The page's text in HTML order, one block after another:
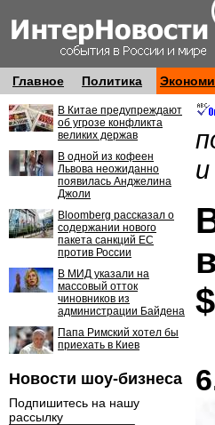
Главное Политика
В Китае предупреждают
об угрозе конфликта
великих держав
В одной из кофеен
Львова неожиданно
появилась Анджелина
Джоли
Bloomberg рассказал о
содержании нового
пакета санкций ЕС
против России
В МИД указали на
массовый отток
чиновников из
администрации Байдена
Папа Римский хотел бы
приехать в Киев
Новости шоу-бизнеса
Подпишитесь на нашу
рассылку